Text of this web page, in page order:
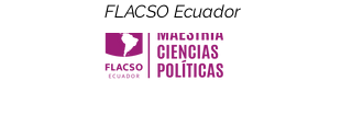
FLACSO Ecuador